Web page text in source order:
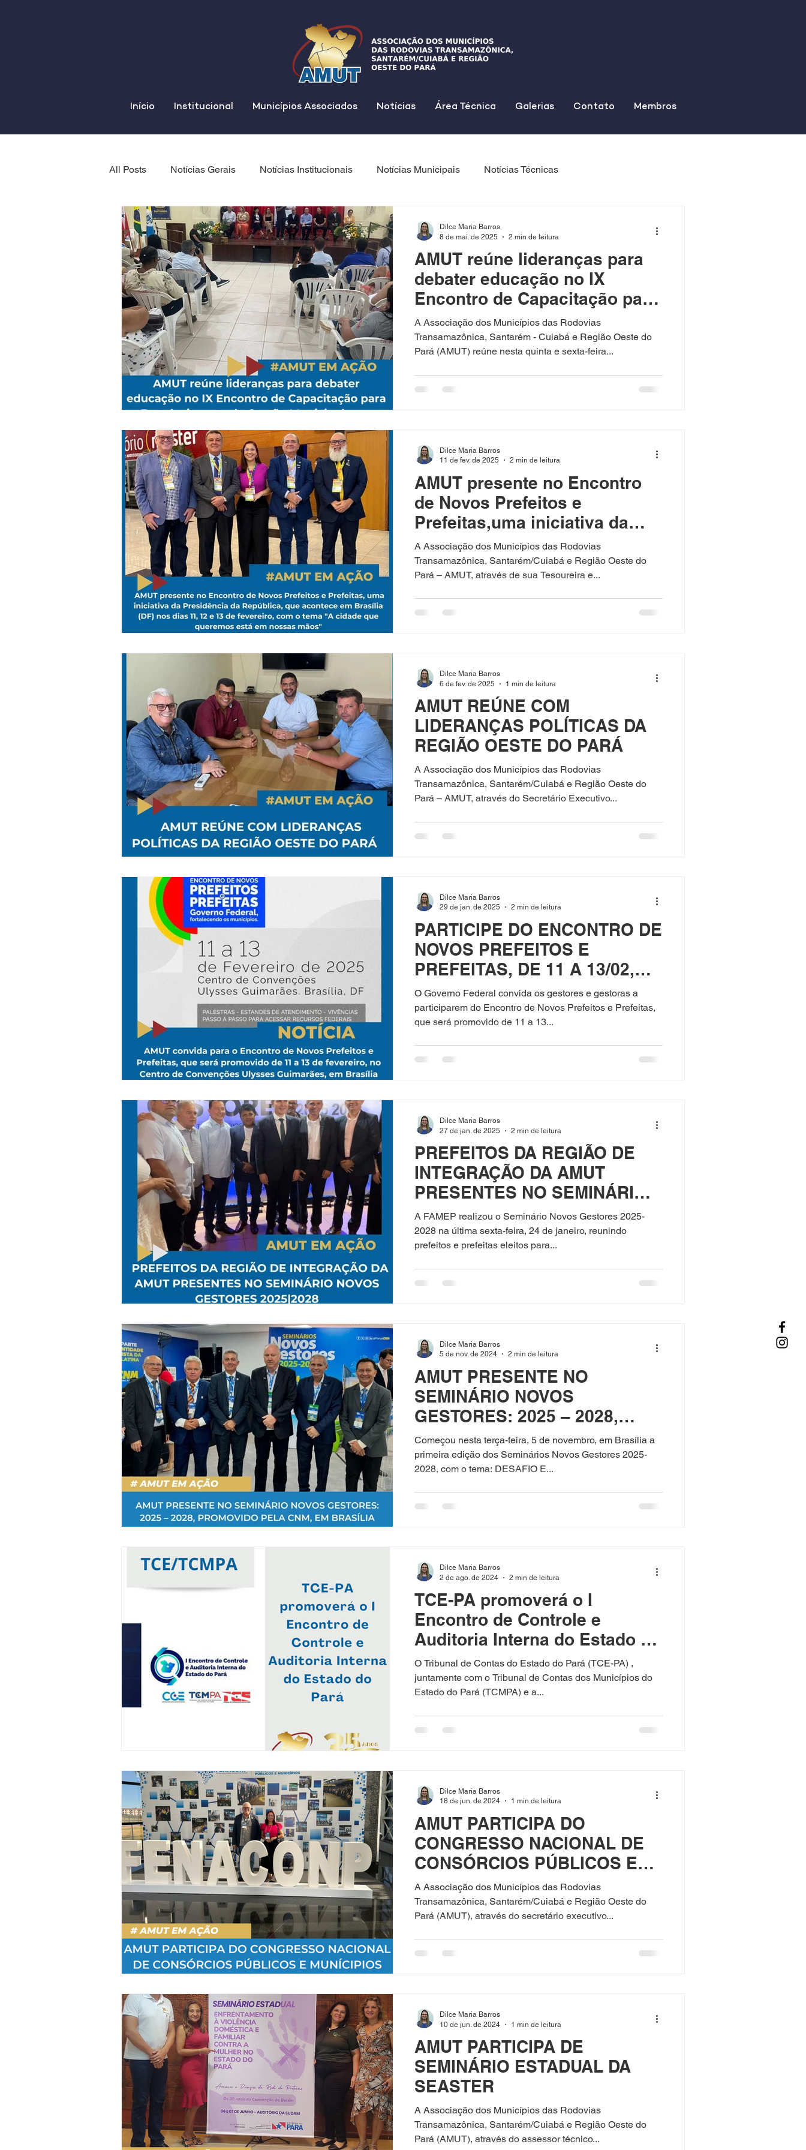
Início Institucional Municípios Associados Notícias Área Técnica Galerias Contato Membros
All Posts Notícias Gerais Notícias Institucionais Notícias Municipais Notícias Técnicas
AMUT reúne lideranças para
debater educação no IX
Encontro de Capacitação para
o Fortalecimento da Gestão
Municipal com o tema: “Novo
PAR e seus desafios”
A Associação dos Municípios das Rodovias
Transamazônica, Santarém - Cuiabá e Região Oeste do
Pará (AMUT) reúne nesta quinta e sexta-feira...
Dilce Maria Barros
8 de mai. de 2025
2 min de leitura
AMUT presente no Encontro
de Novos Prefeitos e
Prefeitas,uma iniciativa da
Presidência da República
A Associação dos Municípios das Rodovias
Transamazônica, Santarém/Cuiabá e Região Oeste do
Pará – AMUT, através de sua Tesoureira e...
Dilce Maria Barros
11 de fev. de 2025
2 min de leitura
AMUT REÚNE COM
LIDERANÇAS POLÍTICAS DA
REGIÃO OESTE DO PARÁ
A Associação dos Municípios das Rodovias
Transamazônica, Santarém/Cuiabá e Região Oeste do
Pará – AMUT, através do Secretário Executivo...
Dilce Maria Barros
6 de fev. de 2025
1 min de leitura
PARTICIPE DO ENCONTRO DE
NOVOS PREFEITOS E
PREFEITAS, DE 11 A 13/02,
EM BRASÍLIA
O Governo Federal convida os gestores e gestoras a
participarem do Encontro de Novos Prefeitos e Prefeitas,
que será promovido de 11 a 13...
Dilce Maria Barros
29 de jan. de 2025
2 min de leitura
PREFEITOS DA REGIÃO DE
INTEGRAÇÃO DA AMUT
PRESENTES NO SEMINÁRIO
NOVOS GESTORES 2025|2028
A FAMEP realizou o Seminário Novos Gestores 2025-
2028 na última sexta-feira, 24 de janeiro, reunindo
prefeitos e prefeitas eleitos para...
Dilce Maria Barros
27 de jan. de 2025
2 min de leitura
AMUT PRESENTE NO
SEMINÁRIO NOVOS
GESTORES: 2025 – 2028,
PROMOVIDO PELA CNM, EM
BRASÍLIA
Começou nesta terça-feira, 5 de novembro, em Brasília a
primeira edição dos Seminários Novos Gestores 2025-
2028, com o tema: DESAFIO E...
Dilce Maria Barros
5 de nov. de 2024
2 min de leitura
TCE-PA promoverá o I
Encontro de Controle e
Auditoria Interna do Estado do
Pará
O Tribunal de Contas do Estado do Pará (TCE-PA) ,
juntamente com o Tribunal de Contas dos Municípios do
Estado do Pará (TCMPA) e a...
Dilce Maria Barros
2 de ago. de 2024
2 min de leitura
AMUT PARTICIPA DO
CONGRESSO NACIONAL DE
CONSÓRCIOS PÚBLICOS E
MUNICÍPIOS
A Associação dos Municípios das Rodovias
Transamazônica, Santarém/Cuiabá e Região Oeste do
Pará (AMUT), através do secretário executivo...
Dilce Maria Barros
18 de jun. de 2024
1 min de leitura
AMUT PARTICIPA DE
SEMINÁRIO ESTADUAL DA
SEASTER
A Associação dos Municípios das Rodovias
Transamazônica, Santarém/Cuiabá e Região Oeste do
Pará (AMUT), através do assessor técnico...
Dilce Maria Barros
10 de jun. de 2024
1 min de leitura